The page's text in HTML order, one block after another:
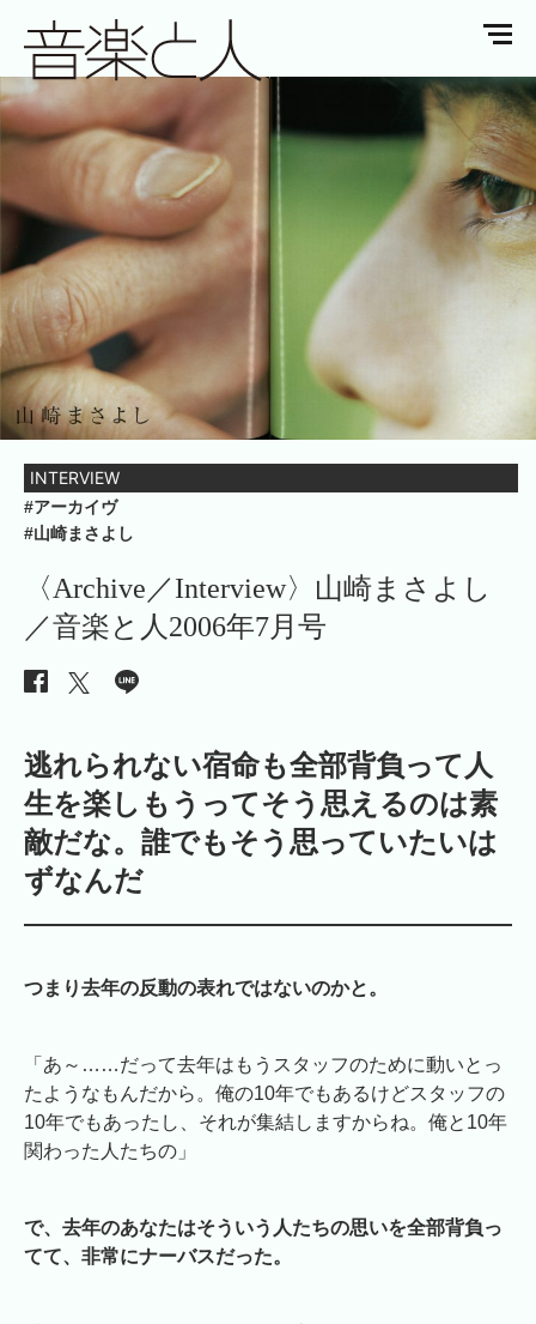
INTERVIEW
#アーカイヴ
#山崎まさよし
〈Archive／Interview〉山崎まさよし
／音楽と人2006年7月号
逃れられない宿命も全部背負って人
生を楽しもうってそう思えるのは素
敵だな。誰でもそう思っていたいは
ずなんだ
つまり去年の反動の表れではないのかと。
「あ～……だって去年はもうスタッフのために動いとっ
たようなもんだから。俺の10年でもあるけどスタッフの
10年でもあったし、それが集結しますからね。俺と10年
関わった人たちの」
で、去年のあなたはそういう人たちの思いを全部背負っ
てて、非常にナーバスだった。